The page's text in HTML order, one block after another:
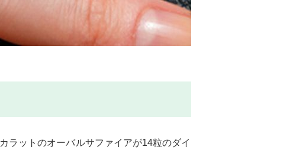
ラットのオーバルサファイアが14粒のダイ